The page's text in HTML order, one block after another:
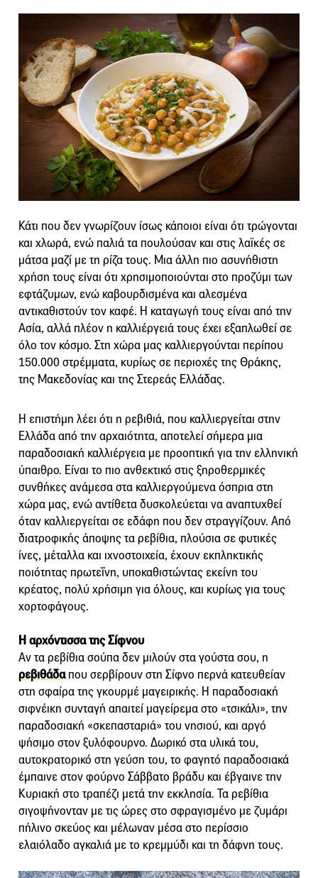
Κάτι που δεν γνωρίζουν ίσως κάποιοι είναι ότι τρώγονται
και χλωρά, ενώ παλιά τα πουλούσαν και στις λαϊκές σε
µάτσα µαζί µε τη ρίζα τους. Μια άλλη πιο ασυνήθιστη
χρήση τους είναι ότι χρησιµοποιούνται στο προζύµι των
εφτάζυµων, ενώ καβουρδισµένα και αλεσµένα
αντικαθιστούν τον καφέ. Η καταγωγή τους είναι από την
Ασία, αλλά πλέον η καλλιέργειά τους έχει εξαπλωθεί σε
όλο τον κόσμο. Στη χώρα μας καλλιεργούνται περίπου
150.000 στρέμματα, κυρίως σε περιοχές της Θράκης,
της Μακεδονίας και της Στερεάς Ελλάδας.
Η επιστήμη λέει ότι η ρεβιθιά, που καλλιεργείται στην
Ελλάδα από την αρχαιότητα, αποτελεί σήμερα μια
παραδοσιακή καλλιέργεια με προοπτική για την ελληνική
ύπαιθρο. Είναι το πιο ανθεκτικό στις ξηροθερμικές
συνθήκες ανάμεσα στα καλλιεργούμενα όσπρια στη
χώρα μας, ενώ αντίθετα δυσκολεύεται να αναπτυχθεί
όταν καλλιεργείται σε εδάφη που δεν στραγγίζουν. Από
διατροφικής άποψης τα ρεβίθια, πλούσια σε φυτικές
ίνες, μέταλλα και ιχνοστοιχεία, έχουν εκπληκτικής
ποιότητας πρωτεΐνη, υποκαθιστώντας εκείνη του
κρέατος, πολύ χρήσιμη για όλους, και κυρίως για τους
χορτοφάγους.
Η αρχόντισσα της Σίφνου
Αν τα ρεβίθια σούπα δεν μιλούν στα γούστα σου, η
ρεβιθάδα που σερβίρουν στη Σίφνο περνά κατευθείαν
στη σφαίρα της γκουρμέ μαγειρικής. Η παραδοσιακή
σιφνέικη συνταγή απαιτεί μαγείρεμα στο «τσικάλι», την
παραδοσιακή «σκεπασταριά» του νησιού, και αργό
ψήσιμο στον ξυλόφουρνο. Δωρικό στα υλικά του,
αυτοκρατορικό στη γεύση του, το φαγητό παραδοσιακά
έμπαινε στον φούρνο Σάββατο βράδυ και έβγαινε την
Κυριακή στο τραπέζι μετά την εκκλησία. Τα ρεβίθια
σιγοψήνονταν με τις ώρες στο σφραγισμένο με ζυμάρι
πήλινο σκεύος και μέλωναν μέσα στο περίσσιο
ελαιόλαδο αγκαλιά με το κρεμμύδι και τη δάφνη τους.